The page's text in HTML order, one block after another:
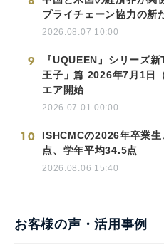
プライチェーン協力の新
2026.08.07 10:00
9
『UQUEEN』シリーズ
王子」篇 2026年7月1日
エア開始
2026.07.01 00:00
10
ISHCMCの2026年卒業
点、学年平均34.5点
2026.08.06 15:40
お客様の声・活用事例